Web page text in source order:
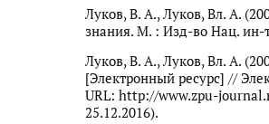
Луков, В. А., Луков, Вл. А.
знания. М. : Изд-во Нац. ин-
Луков, В. А., Луков, Вл. А.
[Электронный ресурс] //
URL: http://www.zpu-
25.12.2016).